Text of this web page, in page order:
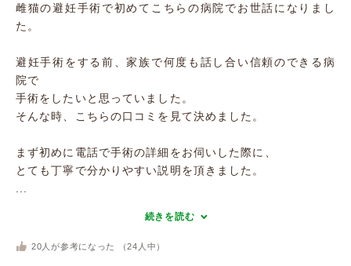
雌猫の避妊手術で初めてこちらの病院でお世話になりまし
た。
避妊手術をする前、家族で何度も話し合い信頼のできる病
院で
手術をしたいと思っていました。
そんな時、こちらの口コミを見て決めました。
まず初めに電話で手術の詳細をお伺いした際に、
とても丁寧で分かりやすい説明を頂きました。
続きを読む
20 人が参考になった （24 人中）